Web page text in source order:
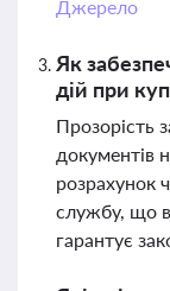
Джерело
Як
дій при
Прозорість
документів
розрахунок
службу, що
гарантує